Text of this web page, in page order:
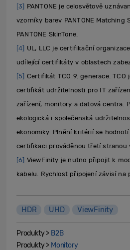
[3] PANTONE je celosvětově
vzorníky barev PANTONE Matching
PANTONE SkinTone.
[4] UL, LLC je certifikační
udílející certifikáty v oblastech
[5] Certifikát TCO 9. generace. TCO
certifikát udržitelnosti pro IT
zařízení, monitory a datová centra.
ekologická i společenská
ekonomiky. Plnění kritérií se
certifikaci prováděnou třetí stranou
[6] ViewFinity je nutno připojit k
kabelu. Rychlost připojení závisí na
HDR UHD ViewFinity
Produkty > B2B
Produkty > Monitory